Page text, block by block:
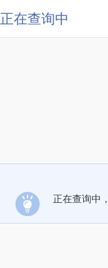
正在查询中
正在查询中